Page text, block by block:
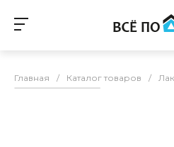
Главная / Каталог товаров /